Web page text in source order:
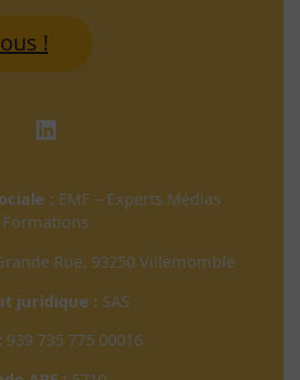
!
LinkedIn
: EMF – Experts Médias
Formations
Rue, 93250 Villemomble
juridique : SAS
939 735 775 00016